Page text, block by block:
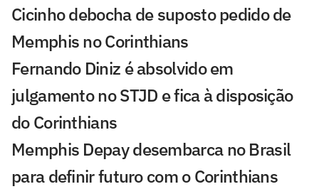
Cicinho debocha de suposto pedido de
Memphis no Corinthians
Fernando Diniz é absolvido em
julgamento no STJD e fica à disposição
do Corinthians
Memphis Depay desembarca no Brasil
para definir futuro com o Corinthians